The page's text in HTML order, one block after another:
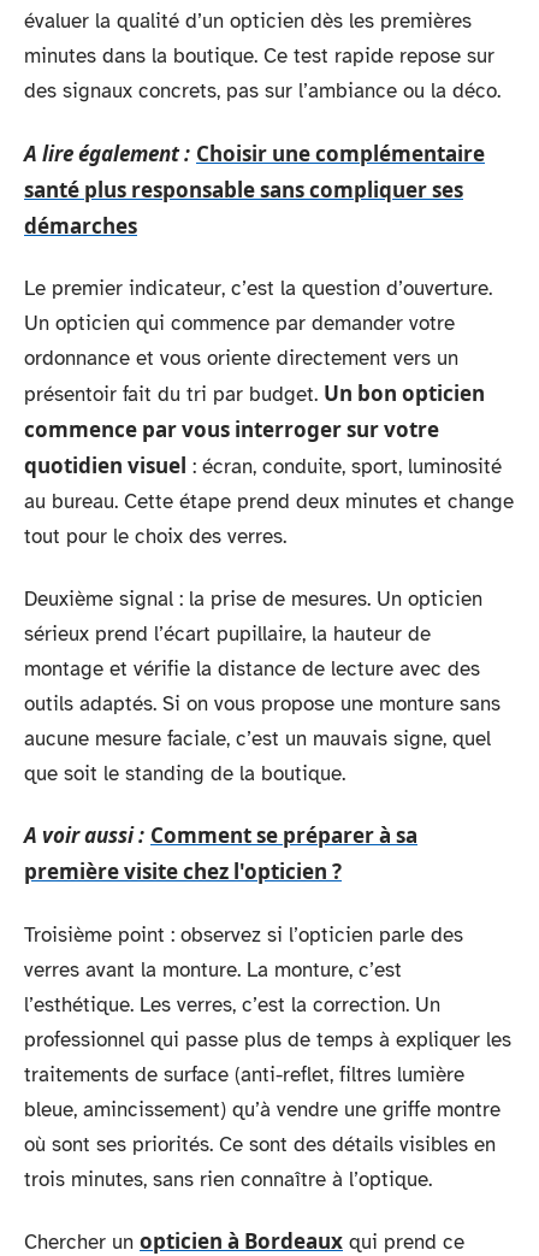
évaluer la qualité d’un opticien dès les premières
minutes dans la boutique. Ce test rapide repose sur
des signaux concrets, pas sur l’ambiance ou la déco.
A lire également : Choisir une complémentaire
santé plus responsable sans compliquer ses
démarches
Le premier indicateur, c’est la question d’ouverture.
Un opticien qui commence par demander votre
ordonnance et vous oriente directement vers un
présentoir fait du tri par budget. Un bon opticien
commence par vous interroger sur votre
quotidien visuel : écran, conduite, sport, luminosité
au bureau. Cette étape prend deux minutes et change
tout pour le choix des verres.
Deuxième signal : la prise de mesures. Un opticien
sérieux prend l’écart pupillaire, la hauteur de
montage et vérifie la distance de lecture avec des
outils adaptés. Si on vous propose une monture sans
aucune mesure faciale, c’est un mauvais signe, quel
que soit le standing de la boutique.
A voir aussi : Comment se préparer à sa
première visite chez l'opticien ?
Troisième point : observez si l’opticien parle des
verres avant la monture. La monture, c’est
l’esthétique. Les verres, c’est la correction. Un
professionnel qui passe plus de temps à expliquer les
traitements de surface (anti-reflet, filtres lumière
bleue, amincissement) qu’à vendre une griffe montre
où sont ses priorités. Ce sont des détails visibles en
trois minutes, sans rien connaître à l’optique.
Chercher un opticien à Bordeaux qui prend ce